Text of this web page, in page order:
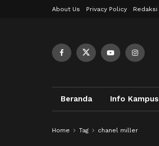
About Us Privacy Policy Redaksi
Beranda Info Kampus
Home Tag chanel miller